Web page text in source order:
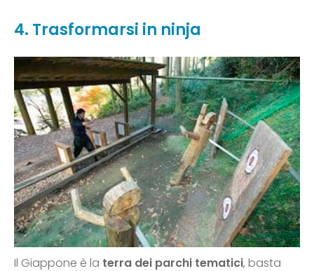
4. Trasformarsi in ninja
Il Giappone è la terra dei parchi tematici, basta